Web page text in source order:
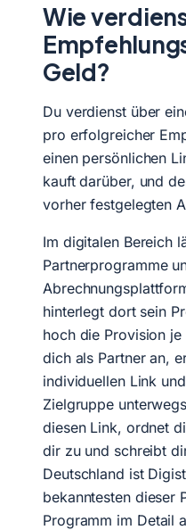
Wie
Geld?
Du verdienst über
pro erfolgreicher
einen persönlichen
kauft darüber, und
vorher festgelegten
Im digitalen Bereich
Partnerprogramme
hinterlegt dort sein
hoch die Provision
dich als Partner an,
individuellen Link
Zielgruppe
diesen Link, ordnet
dir zu und schreibt
Deutschland ist
bekanntesten dieser
Programm im Detail